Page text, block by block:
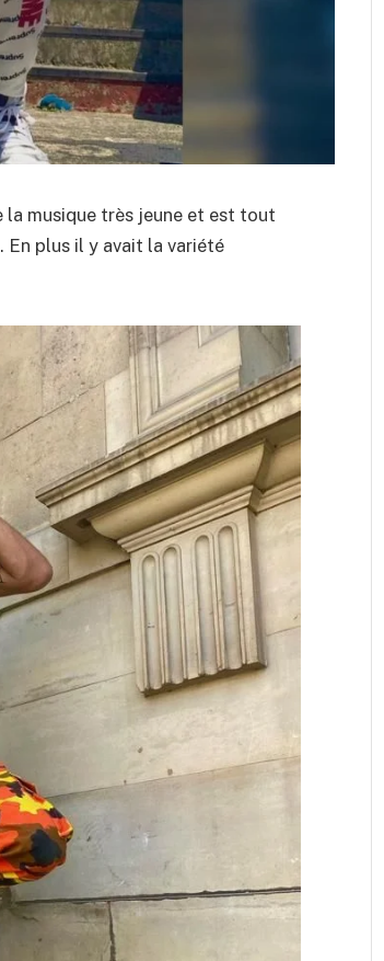
la musique très jeune et est tout
En plus il y avait la variété